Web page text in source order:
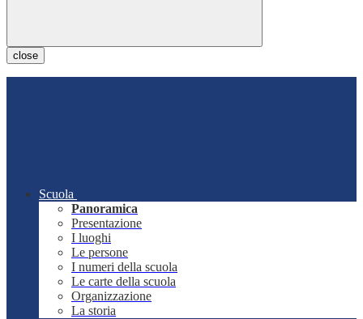
close
Scuola
Panoramica
Presentazione
I luoghi
Le persone
I numeri della scuola
Le carte della scuola
Organizzazione
La storia